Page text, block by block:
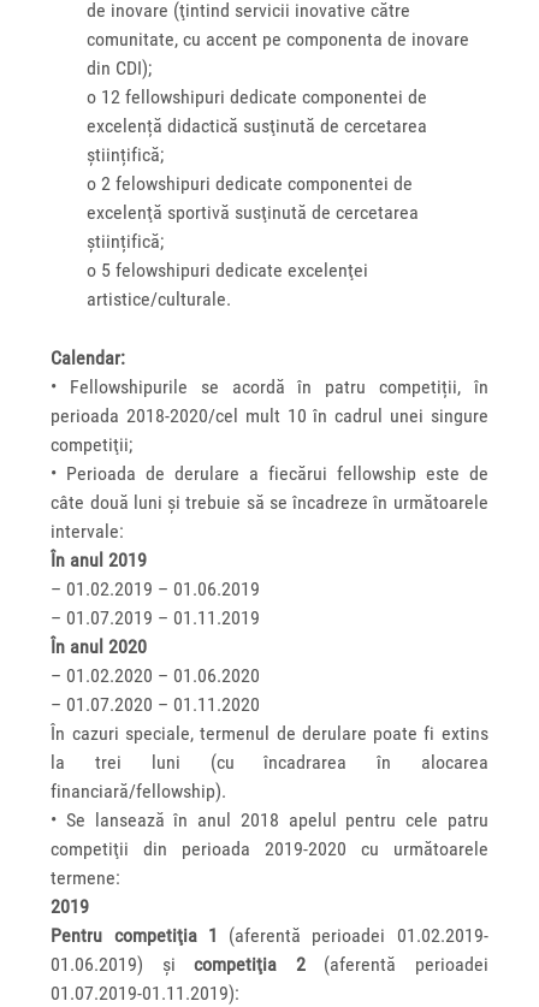
de inovare (ţintind servicii inovative către
comunitate, cu accent pe componenta de inovare
din CDI);
o 12 fellowshipuri dedicate componentei de
excelență didactică susţinută de cercetarea
științifică;
o 2 felowshipuri dedicate componentei de
excelenţă sportivă susţinută de cercetarea
științifică;
o 5 felowshipuri dedicate excelenţei
artistice/culturale.
Calendar:
• Fellowshipurile se acordă în patru competiții, în
perioada 2018-2020/cel mult 10 în cadrul unei singure
competiţii;
• Perioada de derulare a fiecărui fellowship este de
câte două luni și trebuie să se încadreze în următoarele
intervale:
În anul 2019
– 01.02.2019 – 01.06.2019
– 01.07.2019 – 01.11.2019
În anul 2020
– 01.02.2020 – 01.06.2020
– 01.07.2020 – 01.11.2020
În cazuri speciale, termenul de derulare poate fi extins
la trei luni (cu încadrarea în alocarea
financiară/fellowship).
• Se lansează în anul 2018 apelul pentru cele patru
competiţii din perioada 2019-2020 cu următoarele
termene:
2019
Pentru competiţia 1 (aferentă perioadei 01.02.2019-
01.06.2019) şicompetiţia 2(aferentă perioadei
01.07.2019-01.11.2019):